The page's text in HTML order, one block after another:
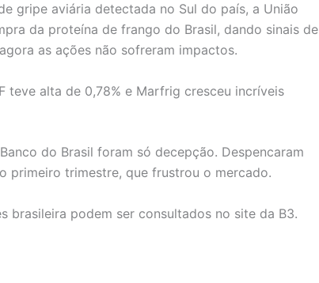
gripe aviária detectada no Sul do país, a União
da proteína de frango do Brasil, dando sinais de
as ações não sofreram impactos.
teve alta de 0,78% e Marfrig cresceu incríveis
do Brasil foram só decepção. Despencaram
primeiro trimestre, que frustrou o mercado.
brasileira podem ser consultados no site da B3.